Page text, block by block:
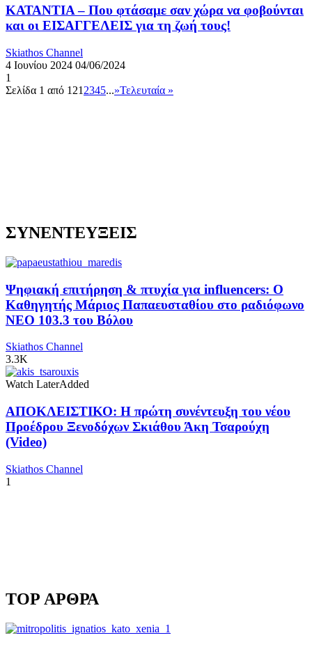
ΚΑΤΑΝΤΙΑ – Που φτάσαμε σαν χώρα να φοβούνται
και οι ΕΙΣΑΓΓΕΛΕΙΣ για τη ζωή τους!
Skiathos Channel
4 Ιουνίου 2024 04/06/2024
1
Σελίδα 1 από 121 2345...»Τελευταία »
ΣΥΝΕΝΤΕΥΞΕΙΣ
Ψηφιακή επιτήρηση & πτυχία για influencers: Ο
Καθηγητής Μάριος Παπαευσταθίου στο ραδιόφωνο
NEO 103.3 του Βόλου
Skiathos Channel
3.3K
Watch LaterAdded
ΑΠΟΚΛΕΙΣΤΙΚΟ: Η πρώτη συνέντευξη του νέου
Προέδρου Ξενοδόχων Σκιάθου Άκη Τσαρούχη
(Video)
Skiathos Channel
1
TOP ΑΡΘΡΑ